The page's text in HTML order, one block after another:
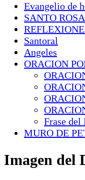
Evangelio de
SANTO
Santoral
Angeles
ORACION
Frase del
MURO DE
Imagen del